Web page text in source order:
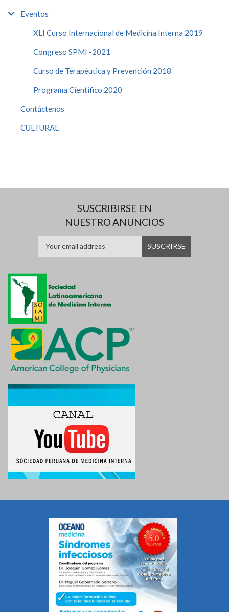
Eventos
XLI Curso Internacional de Medicina Interna 2019
Congreso SPMI -2021
Curso de Terapéutica y Prevención 2018
Programa Cientifico 2020
Contáctenos
CULTURAL
SUSCRIBIRSE EN
NUESTRO ANUNCIOS